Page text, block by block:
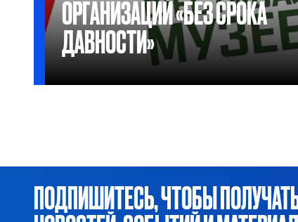
ОРГАНИЗАЦИЙ «БЕЗ СРОКА
ДАВНОСТИ»
ПОДПИШИТЕСЬ, ЧТОБЫ